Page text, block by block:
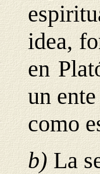
idea,
en
un
como
b)La